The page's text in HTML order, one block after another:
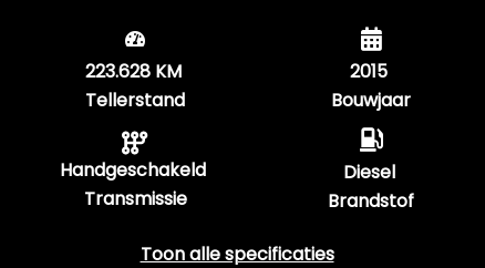
223.628 KM
Tellerstand
Handgeschakeld
Transmissie
2015
Bouwjaar
Diesel
Brandstof
Toon alle specificaties